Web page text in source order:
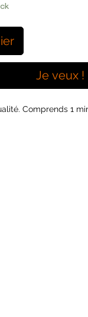
Je veux !
Comprends 1